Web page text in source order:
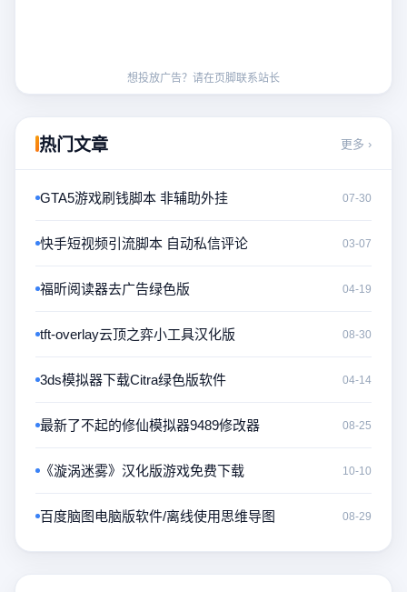
想投放广告？请在页脚联系站长
热门文章 更多 ›
GTA5游戏刷钱脚本 非辅助外挂 07-30
快手短视频引流脚本 自动私信评论 03-07
福昕阅读器去广告绿色版 04-19
tft-overlay云顶之弈小工具汉化版 08-30
3ds模拟器下载Citra绿色版软件 04-14
最新了不起的修仙模拟器9489修改器 08-25
《漩涡迷雾》汉化版游戏免费下载 10-10
百度脑图电脑版软件/离线使用思维导图 08-29